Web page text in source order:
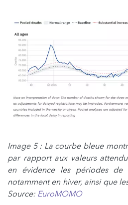
Image 5 : La courbe bleue
par rapport aux valeurs
en évidence les périodes de
notamment en hiver, ainsi que
Source: EuroMOMO